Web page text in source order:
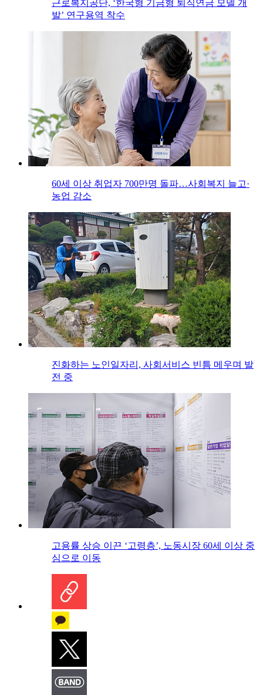
근로복지공단, ‘한국형 기금형 퇴직연금 모델 개
발’ 연구용역 착수
60세 이상 취업자 700만명 돌파…사회복지 늘고·
농업 감소
진화하는 노인일자리, 사회서비스 빈틈 메우며 발
전 중
고용률 상승 이끈 ‘고령층’, 노동시장 60세 이상 중
심으로 이동